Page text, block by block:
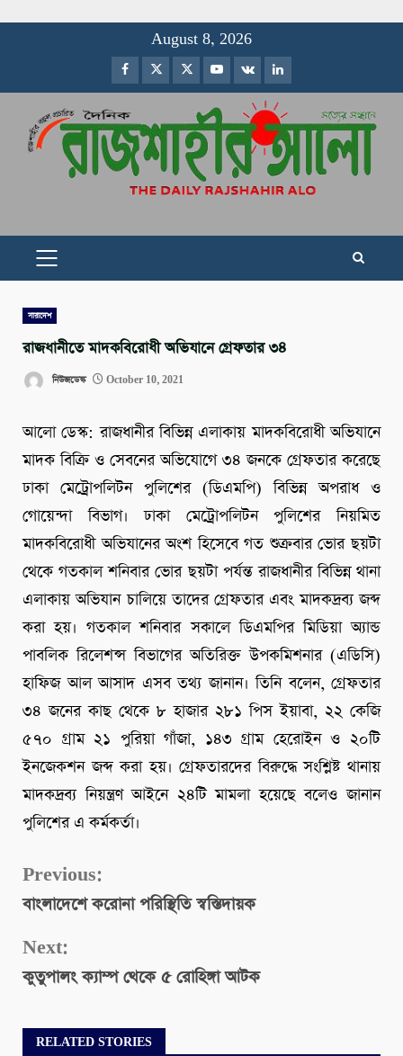
August 8, 2026
Facebook
TwitterInstagram
Youtube
VK LinkedIn
PRIMARY
সারাদেশ
রাজধানীতে মাদকবিরোধী অভিযানে গ্রেফতার ৩৪
নিউজডেস্ক October 10, 2021
আলো ডেস্ক: রাজধানীর বিভিন্ন এলাকায় মাদকবিরোধী অভিযানে
মাদক বিক্রি ও সেবনের অভিযোগে ৩৪ জনকে গ্রেফতার করেছে
ঢাকা মেট্রোপলিটন পুলিশের (ডিএমপি) বিভিন্ন অপরাধ ও
গোয়েন্দা বিভাগ। ঢাকা মেট্রোপলিটন পুলিশের নিয়মিত
মাদকবিরোধী অভিযানের অংশ হিসেবে গত শুক্রবার ভোর ছয়টা
থেকে গতকাল শনিবার ভোর ছয়টা পর্যন্ত রাজধানীর বিভিন্ন থানা
এলাকায় অভিযান চালিয়ে তাদের গ্রেফতার এবং মাদকদ্রব্য জব্দ
করা হয়। গতকাল শনিবার সকালে ডিএমপির মিডিয়া অ্যান্ড
পাবলিক রিলেশন্স বিভাগের অতিরিক্ত উপকমিশনার (এডিসি)
হাফিজ আল আসাদ এসব তথ্য জানান। তিনি বলেন, গ্রেফতার
৩৪ জনের কাছ থেকে ৮ হাজার ২৮১ পিস ইয়াবা, ২২ কেজি
৫৭০ গ্রাম ২১ পুরিয়া গাঁজা, ১৪৩ গ্রাম হেরোইন ও ২০টি
ইনজেকশন জব্দ করা হয়। গ্রেফতারদের বিরুদ্ধে সংশ্লিষ্ট থানায়
মাদকদ্রব্য নিয়ন্ত্রণ আইনে ২৪টি মামলা হয়েছে বলেও জানান
পুলিশের এ কর্মকর্তা।
Continue
Reading
Previous:
বাংলাদেশে করোনা পরিস্থিতি স্বস্তিদায়ক
Next:
কুতুপালং ক্যাম্প থেকে ৫ রোহিঙ্গা আটক
RELATED STORIES